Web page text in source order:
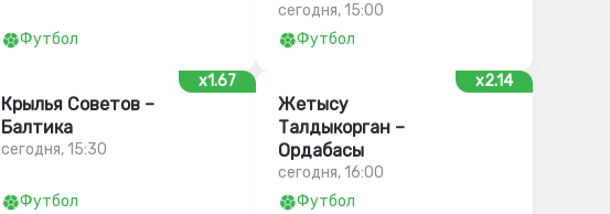
Футбол
сегодня, 15:00
Футбол
x1.67
Крылья Советов –
Балтика
сегодня, 15:30
Футбол
x2.14
Жетысу
Талдыкорган –
Ордабасы
сегодня, 16:00
Футбол